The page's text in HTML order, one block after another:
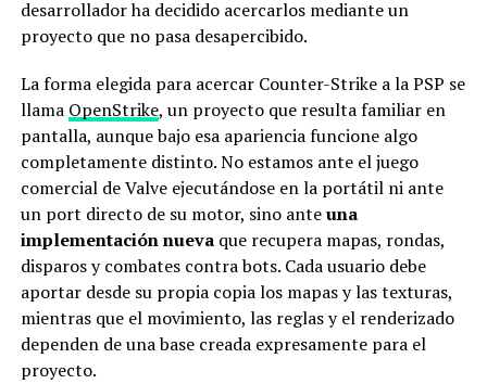
desarrollador ha decidido acercarlos mediante un
proyecto que no pasa desapercibido.
La forma elegida para acercar Counter-Strike a la PSP se
llama OpenStrike, un proyecto que resulta familiar en
pantalla, aunque bajo esa apariencia funcione algo
completamente distinto. No estamos ante el juego
comercial de Valve ejecutándose en la portátil ni ante
un port directo de su motor, sino anteuna
implementación nuevaque recupera mapas, rondas,
disparos y combates contra bots. Cada usuario debe
aportar desde su propia copia los mapas y las texturas,
mientras que el movimiento, las reglas y el renderizado
dependen de una base creada expresamente para el
proyecto.